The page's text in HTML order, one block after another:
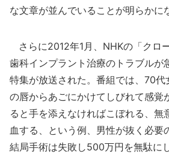
な文章が並んでいることが明らかに
さらに2012年1月、NHKの「クロ
歯科インプラント治療のトラブルが
特集が放送された。番組では、70
の唇からあごにかけてしびれて感覚
ると手を添えなければこぼれる、無
血する、という例、男性が抜く必要
結局手術は失敗し500万円を無駄に